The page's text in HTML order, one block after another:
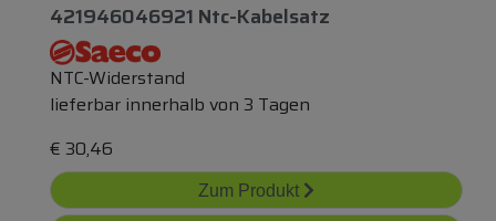
421946046921 Ntc-Kabelsatz
NTC-Widerstand
lieferbar innerhalb von 3 Tagen
€ 30,46
Zum Produkt